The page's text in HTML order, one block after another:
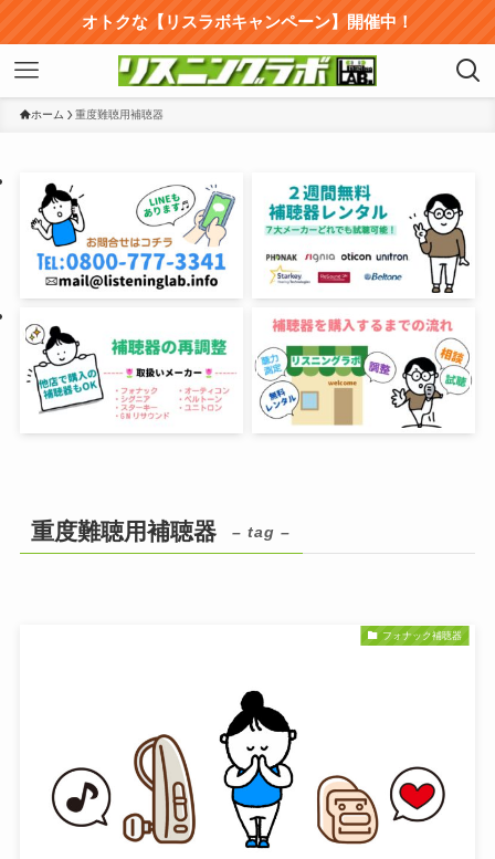
オトクな【リスラボキャンペーン】開催中！
ホーム 重度難聴用補聴器
重度難聴用補聴器 – tag –
フォナック補聴器